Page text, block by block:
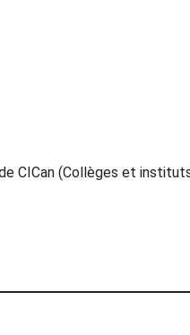
CICan (Collèges et instituts